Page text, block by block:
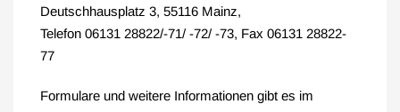
Deutschhausplatz 3, 55116 Mainz,
Telefon 06131 28822/-71/ -72/ -73, Fax 06131 28822-
77
Formulare und weitere Informationen gibt es im